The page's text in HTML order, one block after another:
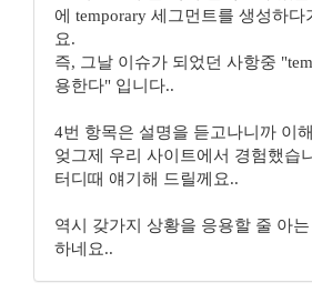
에 temporary 세그먼트를 생성하다
요.
즉, 그날 이슈가 되었던 사항중
용한다" 입니다..
4번 항목은 설명을 듣고나니까 이
엊그제 우리 사이트에서 경험했습
터디때 얘기해 드릴께요..
역시 갖가지 상황을 응용할 줄 아
하네요..